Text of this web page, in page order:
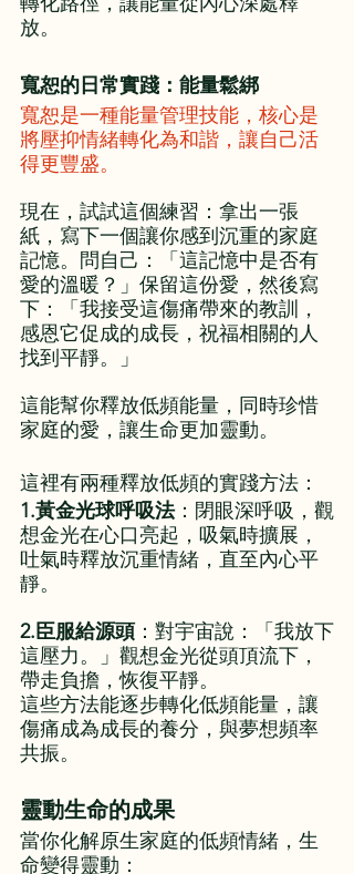
放。
寬恕的日常實踐：能量鬆綁
寬恕是一種能量管理技能，核心是
將壓抑情緒轉化為和諧，讓自己活
得更豐盛。
現在，試試這個練習：拿出一張
紙，寫下一個讓你感到沉重的家庭
記憶。問自己：「這記憶中是否有
愛的溫暖？」保留這份愛，然後寫
下：「我接受這傷痛帶來的教訓，
感恩它促成的成長，祝福相關的人
找到平靜。」
這能幫你釋放低頻能量，同時珍惜
家庭的愛，讓生命更加靈動。
這裡有兩種釋放低頻的實踐方法：
1.黃金光球呼吸法：閉眼深呼吸，觀
想金光在心口亮起，吸氣時擴展，
吐氣時釋放沉重情緒，直至內心平
靜。
2.臣服給源頭：對宇宙說：「我放下
這壓力。」觀想金光從頭頂流下，
帶走負擔，恢復平靜。
這些方法能逐步轉化低頻能量，讓
傷痛成為成長的養分，與夢想頻率
共振。
靈動生命的成果
當你化解原生家庭的低頻情緒，生
命變得靈動：